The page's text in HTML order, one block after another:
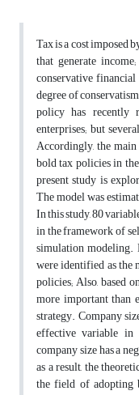
Tax is a cost
that generate
conservative
degree of
policy has recently
enterprises; but
Accordingly, the
bold tax policies in
present study is
The model was
In this study, 80
in the framework of
simulation modeling.
were identified as
policies; Also, based
more important than
strategy. Company
effective variable
company size has a
as a result, the
the field of adopting